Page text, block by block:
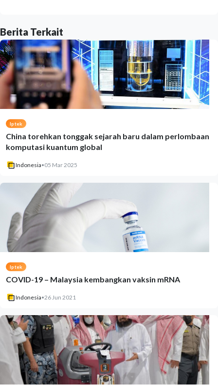
Berita Terkait
Iptek
China torehkan tonggak sejarah baru dalam perlombaan
komputasi kuantum global
Indonesia•05 Mar 2025
Iptek
COVID-19 – Malaysia kembangkan vaksin mRNA
Indonesia•26 Jun 2021